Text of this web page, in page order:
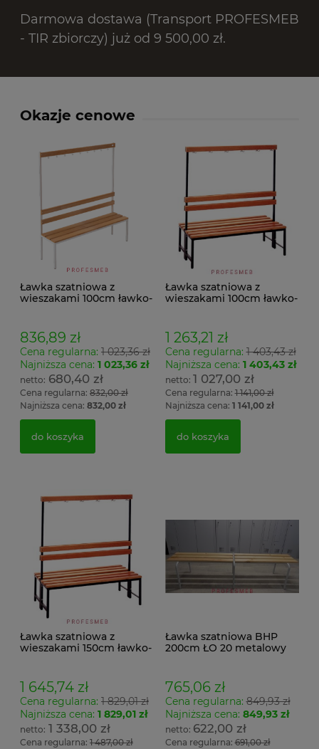
Darmowa dostawa (Transport PROFESMEB
- TIR zbiorczy) już od 9 500,00 zł.
Okazje cenowe
Ławka szatniowa z
wieszakami 100cm ławko-
836,89 zł
Cena regularna: 1 023,36 zł
Najniższa cena: 1 023,36 zł
680,40 zł
Cena regularna: 832,00 zł
Najniższa cena: 832,00 zł
do koszyka
Ławka szatniowa z
wieszakami 100cm ławko-
1 263,21 zł
Cena regularna:1 403,43 zł
Najniższa cena: 1 403,43 zł
1 027,00 zł
Cena regularna:1 141,00 zł
Najniższa cena: 1 141,00 zł
do koszyka
Ławka szatniowa z
wieszakami 150cm ławko-
1 645,74 zł
Cena regularna: 1 829,01 zł
Najniższa cena: 1 829,01 zł
1 338,00 zł
Cena regularna: 1 487,00 zł
Ławka szatniowa BHP
200cm ŁO 20 metalowy
765,06 zł
Cena regularna:849,93 zł
Najniższa cena: 849,93 zł
622,00 zł
Cena regularna:691,00 zł